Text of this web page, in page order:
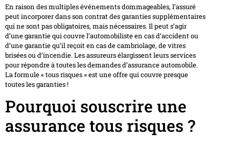
En raison des multiples événements dommageables, l’assuré
peut incorporer dans son contrat des garanties supplémentaires
qui ne sont pas obligatoires, mais nécessaires. Il peut s’agir
d’une garantie qui couvre l’automobiliste en cas d’accident ou
d’une garantie qu’il reçoit en cas de cambriolage, de vitres
brisées ou d’incendie. Les assureurs élargissent leurs services
pour répondre à toutes les demandes d’assurance automobile.
La formule « tous risques » est une offre qui couvre presque
toutes les garanties !
Pourquoi souscrire une
assurance tous risques ?